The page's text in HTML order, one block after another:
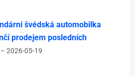
švédská automobilka
prodejem posledních
– 2026-05-19